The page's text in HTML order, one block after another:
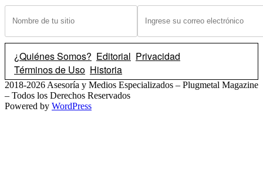
¿Quiénes Somos? Editorial Privacidad
Términos de Uso Historia
2018-2026 Asesoría y Medios Especializados – Plugmetal Magazine
– Todos los Derechos Reservados
Powered by WordPress